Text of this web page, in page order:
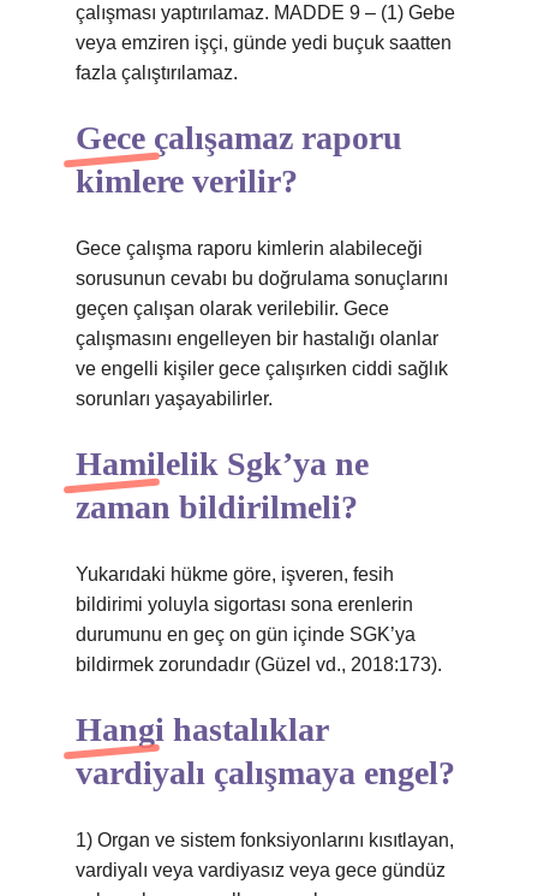
çalışması yaptırılamaz. MADDE 9 – (1) Gebe
veya emziren işçi, günde yedi buçuk saatten
fazla çalıştırılamaz.
Gece çalışamaz raporu
kimlere verilir?
Gece çalışma raporu kimlerin alabileceği
sorusunun cevabı bu doğrulama sonuçlarını
geçen çalışan olarak verilebilir. Gece
çalışmasını engelleyen bir hastalığı olanlar
ve engelli kişiler gece çalışırken ciddi sağlık
sorunları yaşayabilirler.
Hamilelik Sgk’ya ne
zaman bildirilmeli?
Yukarıdaki hükme göre, işveren, fesih
bildirimi yoluyla sigortası sona erenlerin
durumunu en geç on gün içinde SGK’ya
bildirmek zorundadır (Güzel vd., 2018:173).
Hangi hastalıklar
vardiyalı çalışmaya engel?
1) Organ ve sistem fonksiyonlarını kısıtlayan,
vardiyalı veya vardiyasız veya gece gündüz